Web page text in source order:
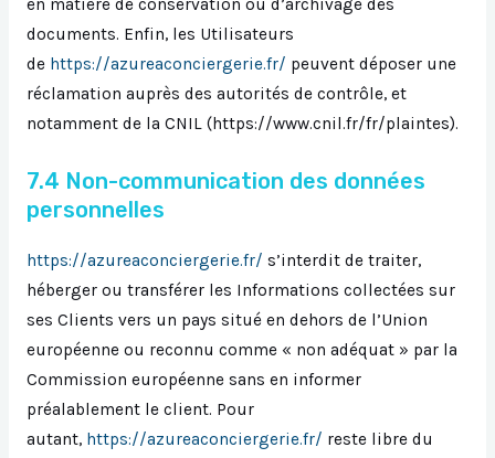
en matière de conservation ou d’archivage des
documents. Enfin, les Utilisateurs
de https://azureaconciergerie.fr/ peuvent déposer une
réclamation auprès des autorités de contrôle, et
notamment de la CNIL (https://www.cnil.fr/fr/plaintes).
7.4 Non-communication des données
personnelles
https://azureaconciergerie.fr/ s’interdit de traiter,
héberger ou transférer les Informations collectées sur
ses Clients vers un pays situé en dehors de l’Union
européenne ou reconnu comme « non adéquat » par la
Commission européenne sans en informer
préalablement le client. Pour
autant, https://azureaconciergerie.fr/ reste libre du